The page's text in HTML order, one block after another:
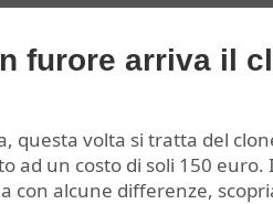
furore arriva il
questa volta si tratta del
ad un costo di soli 150
con alcune differenze,